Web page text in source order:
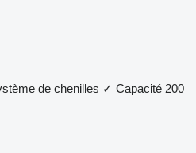
de chenilles ✓ Capacité 200